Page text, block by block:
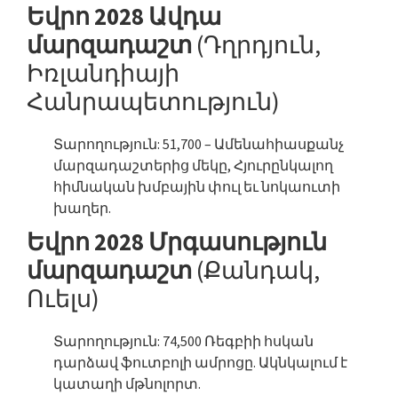
Եվրո 2028 Ավդա
մարզադաշտ (Դղրդյուն,
Իռլանդիայի
Հանրապետություն)
Տարողություն: 51,700 – Ամենահիասքանչ
մարզադաշտերից մեկը, Հյուրընկալող
հիմնական խմբային փուլ եւ նոկաուտի
խաղեր.
Եվրո 2028 Մրգասություն
մարզադաշտ (Քանդակ,
Ուելս)
Տարողություն: 74,500 Ռեգբիի հսկան
դարձավ ֆուտբոլի ամրոցը. Ակնկալում է
կատաղի մթնոլորտ.